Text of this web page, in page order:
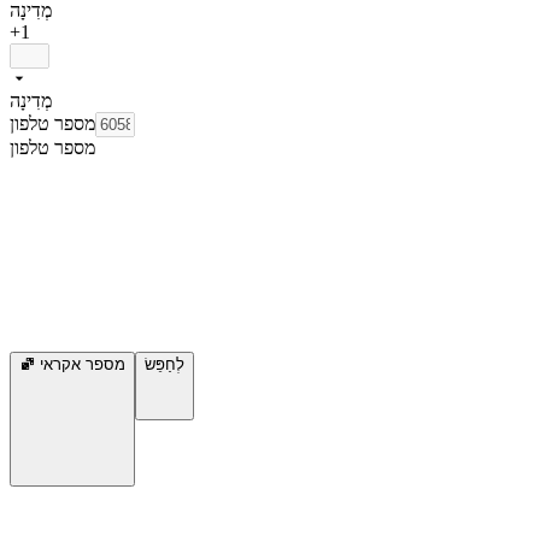
מְדִינָה
+1
מְדִינָה
מספר טלפון
מספר טלפון
מספר אקראי לְחַפֵּשׂ